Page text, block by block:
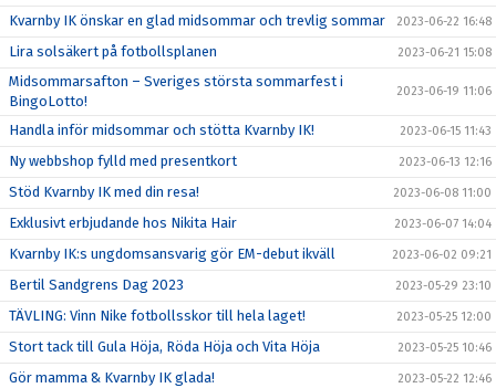
Kvarnby IK önskar en glad midsommar och trevlig sommar 2023-06-22 16:48
Lira solsäkert på fotbollsplanen 2023-06-21 15:08
Midsommarsafton – Sveriges största sommarfest i
BingoLotto!
2023-06-19 11:06
Handla inför midsommar och stötta Kvarnby IK! 2023-06-15 11:43
Ny webbshop fylld med presentkort 2023-06-13 12:16
Stöd Kvarnby IK med din resa! 2023-06-08 11:00
Exklusivt erbjudande hos Nikita Hair 2023-06-07 14:04
Kvarnby IK:s ungdomsansvarig gör EM-debut ikväll 2023-06-02 09:21
Bertil Sandgrens Dag 2023 2023-05-29 23:10
TÄVLING: Vinn Nike fotbollsskor till hela laget! 2023-05-25 12:00
Stort tack till Gula Höja, Röda Höja och Vita Höja 2023-05-25 10:46
Gör mamma & Kvarnby IK glada! 2023-05-22 12:46